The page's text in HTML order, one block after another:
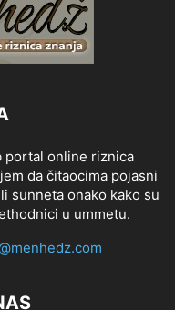
portal online riznica
da čitaocima pojasni
sunneta onako kako su
u ummetu.